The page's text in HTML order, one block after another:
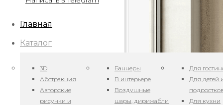
Главная
Каталог
3D
Абстракция
Авторские
рисунки и
Баннеры
В интерьере
Воздушные
шары, дирижабли
Для
Для детей
Для кухни